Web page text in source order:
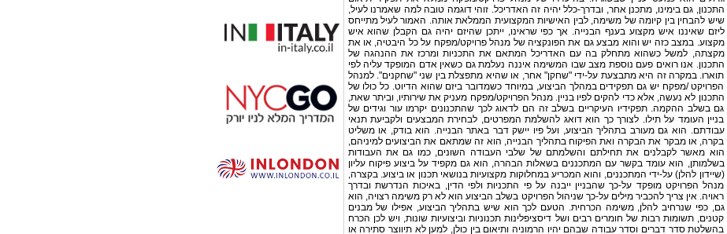
התכנון, גם בימינו, מתכנן אחר, ובדרך-כלל יהיה זה האדריכל. זוהי דוגמה טובה למה שאמרנו לעיל,
שיש להבחין בין קיומה של משימה, לבין האישיות המקצועית הממלאת אותה. האמור לעיל מתייחס
ליזם שאיננו איש מקצוע בענף הבנייה. אך כפי שראינו, ייתכן שהיזם יהיה גם הקבלן שהוא איש
מקצוע. במצב כזה יש והוא מבצע גם את הפונקציה של מנהל פרויקט/מפקח על כל היבטיה, או את
מקצתה, למשל כשהוא מתחלק בה עם האדריכל המתאם את התכניות ומרכז את ההנהגה של
התכנון. אנו רואים פעם נוספת מצב שבו המשימה איננה נעלמת גם כשאין אדם המופקד עליה לפי
תוארו. במקרה זה היא מתבצעת על-ידי "שחקן" אחר, או שהיא מתפצלת בין שני "שחקנים". למנהל
הפרויקט /מפקח יש גם תפקידים במהלך הביצוע, במיוחד כשמדובר ביזם שהוא הדיוט. כל כולו של
התכנון לא נעשה, אלא כדי להקים לפיו בניין. מנהל הפרויקט/מפקח מעניק את שירותיו, וביתר שאת,
גם בשלב ההקמה. תפקידיו העיקריים בשלב זה הם לדאוג לכך שהתכנונים יקרמו עור וגידים של
בניין העומד על תילו. לצורך כך הוא דואג להשלמת המפרטים, לבחירת המבצעים ולקביעת תנאי
עבודתם. הוא גם מעורב בתהליך הביצוע, ועל פיו יישק דבר באתר הבנייה. הוא בודק, או משליט
בקרה, או מבקר את הבקרה ואת הפיקוח בתהליך הבנייה, הוא זה שמתאם את הביצועים למיניהם,
הוא מאשר לקבלנים את תחילתם והשלמתם של שלבי העבודה השונים, כמו גם את העבודות
בשלמותן, הוא עומד בקשר עם המתכננים בשאלות הבהרה, הוא גם מקפיד על ביצוע פיקוח עליון
(שיידון להלן) על-ידי המתכננים, והוא המכריע במחלוקות מקצועיות בנושאי תכנון או ביצוע. בקצרה,
מנהל הפרויקט מופקד על-כך שהבניין ייבנה על פי התכניות ולפי הדין, באיכות הנדרשת ובדרך
ראויה. אין צריך להכביר מילים על-כך שניהול הפרויקט בשלב הביצוע הוא לא רק משימה רצויה, הוא
גם, כפי שנרחיב להלן, משימה הכרחית. הטעם לכך הוא שיש בתהליך הביצוע, אפילו של מבנים
קטנים, תשומות רבות של חומרים רבים ושל דיסציפלינות תכנוניות וביצועיות שונות, ויש לכן הכרח
בהשלטת סדר דברים וסדר עבודה שבהם יהיו הרמוניה ותיאום בין כולן, למען לא תיווצר סתירה או